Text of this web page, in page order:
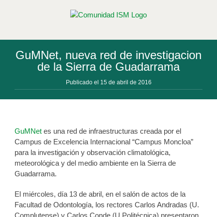
GuMNet, nueva red de investigacion
de la Sierra de Guadarrama
Publicado el 15 de abril de 2016
GuMNet es una red de infraestructuras creada por el
Campus de Excelencia Internacional “Campus Moncloa”
para la investigación y observación climatológica,
meteorológica y del medio ambiente en la Sierra de
Guadarrama.
El miércoles, día 13 de abril, en el salón de actos de la
Facultad de Odontología, los rectores Carlos Andradas (U.
Complutense) y Carlos Conde (U.Politécnica) presentaron